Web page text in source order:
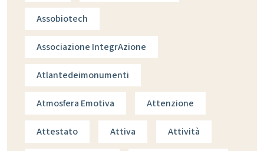
Assobiotech
Associazione IntegrAzione
Atlantedeimonumenti
Atmosfera Emotiva Attenzione
Attestato Attiva Attività